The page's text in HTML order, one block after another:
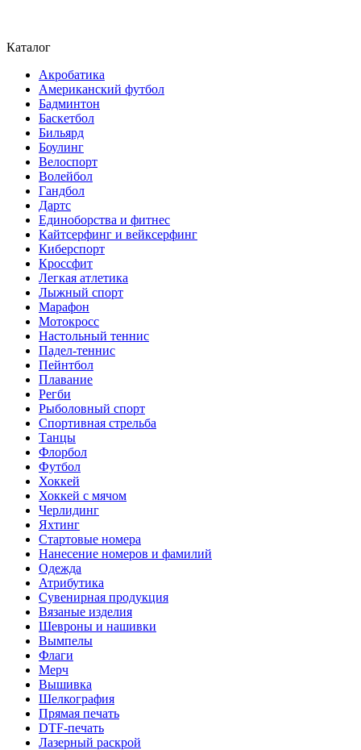
Каталог
Акробатика
Американский футбол
Бадминтон
Баскетбол
Бильярд
Боулинг
Велоспорт
Волейбол
Гандбол
Дартс
Единоборства и фитнес
Кайтсерфинг и вейксерфинг
Киберспорт
Кроссфит
Легкая атлетика
Лыжный спорт
Марафон
Мотокросс
Настольный теннис
Падел-теннис
Пейнтбол
Плавание
Регби
Рыболовный спорт
Спортивная стрельба
Танцы
Флорбол
Футбол
Хоккей
Хоккей с мячом
Черлидинг
Яхтинг
Стартовые номера
Нанесение номеров и фамилий
Одежда
Атрибутика
Сувенирная продукция
Вязаные изделия
Шевроны и нашивки
Вымпелы
Флаги
Мерч
Вышивка
Шелкография
Прямая печать
DTF-печать
Лазерный раскрой